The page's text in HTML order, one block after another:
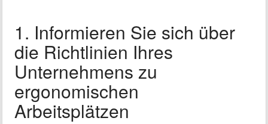
1. Informieren Sie sich über
die Richtlinien Ihres
Unternehmens zu
ergonomischen
Arbeitsplätzen